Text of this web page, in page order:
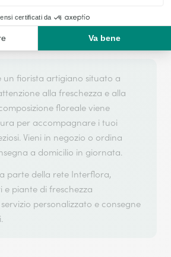
di trasmissione floreale di
un fiorista artigiano situato a
alla freschezza e alla
floreale viene
per accompagnare i tuoi
Vieni in negozio o ordina
a domicilio in giornata.
parte della rete Interflora,
piante di freschezza
personalizzato e consegne